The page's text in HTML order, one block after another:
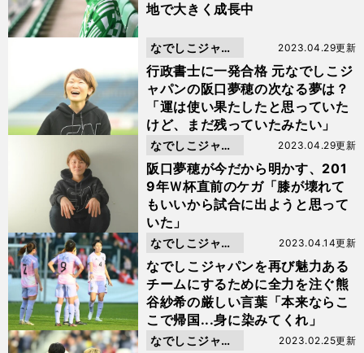
地で大きく成長中
行政書士に一発合格 元なでしこジ
ャパンの阪口夢穂の次なる夢は？
「運は使い果たしたと思っていた
けど、まだ残っていたみたい」
2023.04.29更新
なでしこジャパ
ン
阪口夢穂が今だから明かす、201
9年Ｗ杯直前のケガ「膝が壊れて
もいいから試合に出ようと思って
いた」
2023.04.29更新
なでしこジャパ
ン
なでしこジャパンを再び魅力ある
チームにするために全力を注ぐ熊
谷紗希の厳しい言葉「本来ならこ
こで帰国...身に染みてくれ」
2023.04.14更新
なでしこジャパ
ン
2023.02.25更新
なでしこジャパ